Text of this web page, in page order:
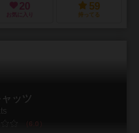
20
お気に入り
59
持ってる
ッツ
6.0